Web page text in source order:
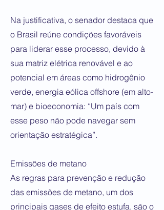
Na justificativa, o senador destaca que
o Brasil reúne condições favoráveis
para liderar esse processo, devido à
sua matriz elétrica renovável e ao
potencial em áreas como hidrogênio
verde, energia eólica offshore (em alto-
mar) e bioeconomia: “Um país com
esse peso não pode navegar sem
orientação estratégica”.
Emissões de metano
As regras para prevenção e redução
das emissões de metano, um dos
principais gases de efeito estufa, são o